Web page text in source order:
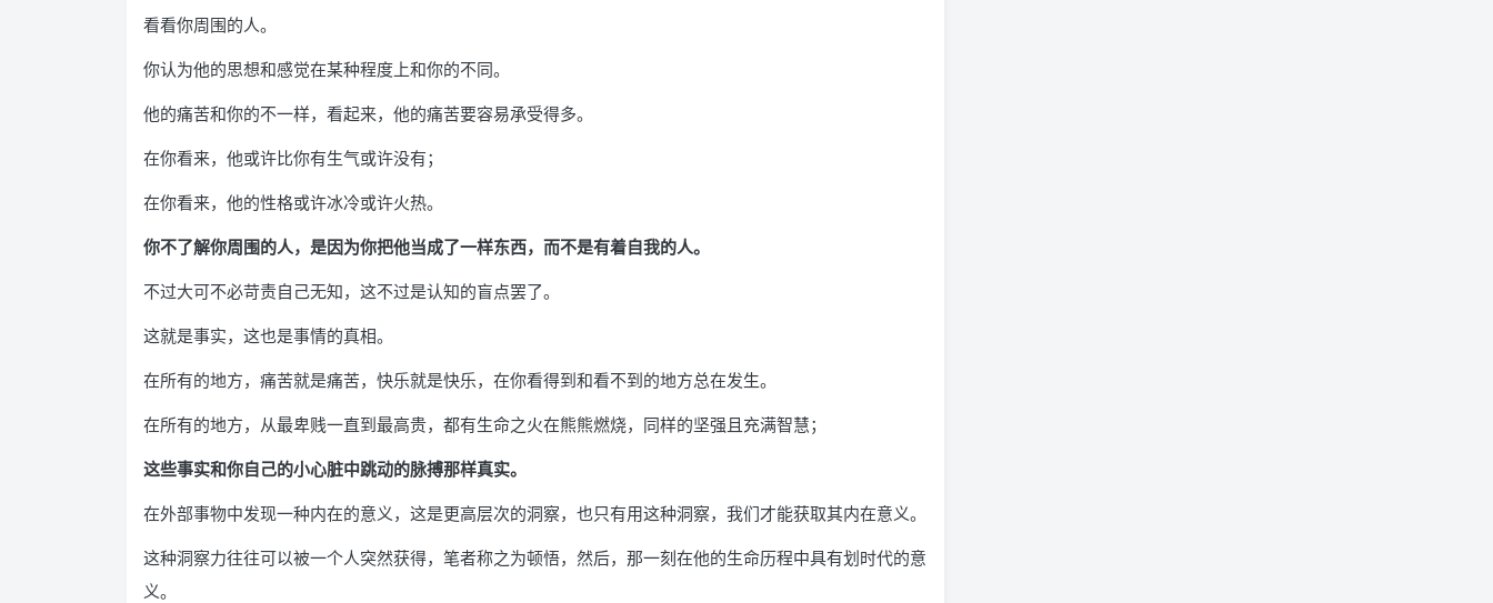
看看你周围的人。
你认为他的思想和感觉在某种程度上和你的不同。
他的痛苦和你的不一样，看起来，他的痛苦要容易承受得多。
在你看来，他或许比你有生气或许没有；
在你看来，他的性格或许冰冷或许火热。
你不了解你周围的人，是因为你把他当成了一样东西，而不是有着自我的人。
不过大可不必苛责自己无知，这不过是认知的盲点罢了。
这就是事实，这也是事情的真相。
在所有的地方，痛苦就是痛苦，快乐就是快乐，在你看得到和看不到的地方总在发生。
在所有的地方，从最卑贱一直到最高贵，都有生命之火在熊熊燃烧，同样的坚强且充满智慧；
这些事实和你自己的小心脏中跳动的脉搏那样真实。
在外部事物中发现一种内在的意义，这是更高层次的洞察，也只有用这种洞察，我们才能获取其内在意义。
这种洞察力往往可以被一个人突然获得，笔者称之为顿悟，然后，那一刻在他的生命历程中具有划时代的意
义。